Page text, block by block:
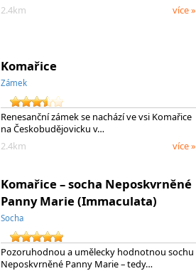
2.4km
více »
Komařice
Zámek
Renesanční zámek se nachází ve vsi Komařice
na Českobudějovicku v…
2.4km
více »
Komařice – socha Neposkvrněné
Panny Marie (Immaculata)
Socha
Pozoruhodnou a umělecky hodnotnou sochu
Neposkvrněné Panny Marie – tedy…